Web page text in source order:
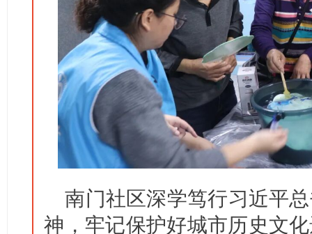
南门社区深学笃行习近平
神，牢记保护好城市历史文